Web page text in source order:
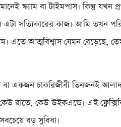
স্ক্যাম বা টাইমপাস। কিন্তু যখন
সত্যিকারের কাজ। আমি তখন
এতে আত্মবিশ্বাস যেমন বেড়েছে,
একজন চাকরিজীবী তিনজনই
রাতে, কেউ উইকএন্ডে। এই
বড় সুবিধা।